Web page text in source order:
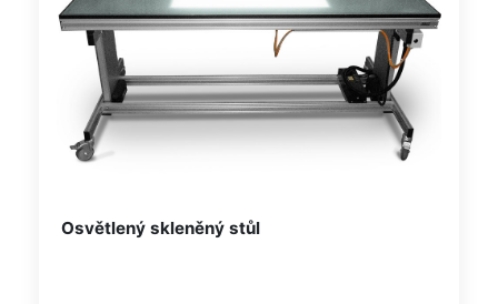
Osvětlený skleněný stůl